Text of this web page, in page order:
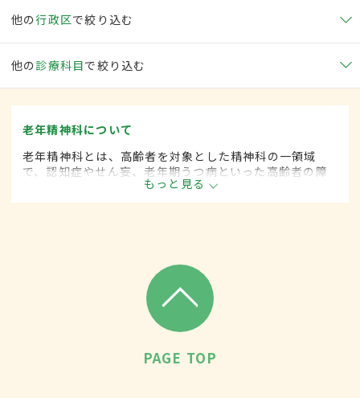
他の行政区で絞り込む
他の 診療科目で絞り込む
老年精神科について
老年精神科とは、高齢者を対象とした精神科の一領域
で、認知症やせん妄、老年期うつ病といった高齢者の障
害の診断・治療を行います。
もっと見る
PAGE TOP